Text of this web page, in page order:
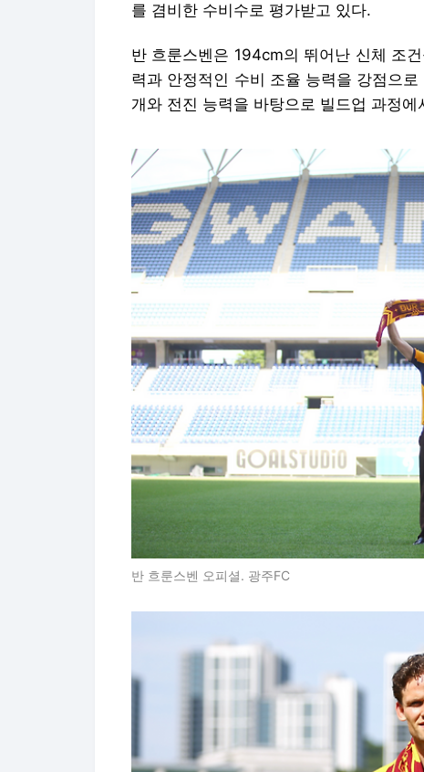
를 겸비한 수비수로 평가받고 있다.
반 흐룬스벤은 194cm의 뛰어난 신체 조
력과 안정적인 수비 조율 능력을 강점으
개와 전진 능력을 바탕으로 빌드업 과정
반 흐룬스벤 오피셜. 광주FC